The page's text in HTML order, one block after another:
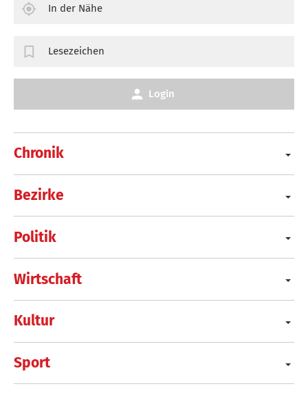
Chronik
Bezirke
Politik
Wirtschaft
Kultur
Sport
In der Nähe
Lesezeichen
Login